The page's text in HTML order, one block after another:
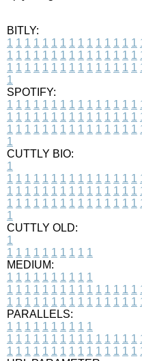
BITLY:
1 1 1 1 1 1 1 1 1 1 1 1 1 1 1
1 1 1 1 1 1 1 1 1 1 1 1 1 1 1
1 1 1 1 1 1 1 1 1 1 1 1 1 1 1
1
SPOTIFY:
1 1 1 1 1 1 1 1 1 1 1 1 1 1 1
1 1 1 1 1 1 1 1 1 1 1 1 1 1 1
1 1 1 1 1 1 1 1 1 1 1 1 1 1 1
1
CUTTLY BIO:
1
1 1 1 1 1 1 1 1 1 1 1 1 1 1 1
1 1 1 1 1 1 1 1 1 1 1 1 1 1 1
1 1 1 1 1 1 1 1 1 1 1 1 1 1 1
1
CUTTLY OLD:
1
1 1 1 1 1 1 1 1 1 1
MEDIUM:
1 1 1 1 1 1 1 1 1 1
1 1 1 1 1 1 1 1 1 1 1 1 1 1 1
1 1 1 1 1 1 1 1 1 1 1 1 1 1 1
PARALLELS:
1 1 1 1 1 1 1 1 1 1
1 1 1 1 1 1 1 1 1 1 1 1 1 1 1
1 1 1 1 1 1 1 1 1 1 1 1 1 1 1